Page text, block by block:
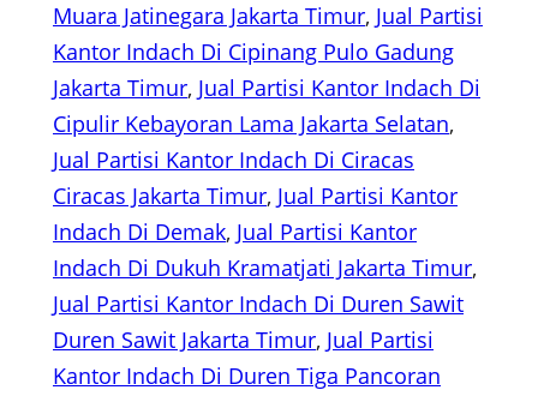
Muara Jatinegara Jakarta Timur, Jual Partisi
Kantor Indach Di Cipinang Pulo Gadung
Jakarta Timur, Jual Partisi Kantor Indach Di
Cipulir Kebayoran Lama Jakarta Selatan
Jual Partisi Kantor Indach Di Ciracas
Ciracas Jakarta Timur, Jual Partisi Kantor
Indach Di Demak, Jual Partisi Kantor
Indach Di Dukuh Kramatjati Jakarta Timur
Jual Partisi Kantor Indach Di Duren Sawit
Duren Sawit Jakarta Timur, Jual Partisi
Kantor Indach Di Duren Tiga Pancoran